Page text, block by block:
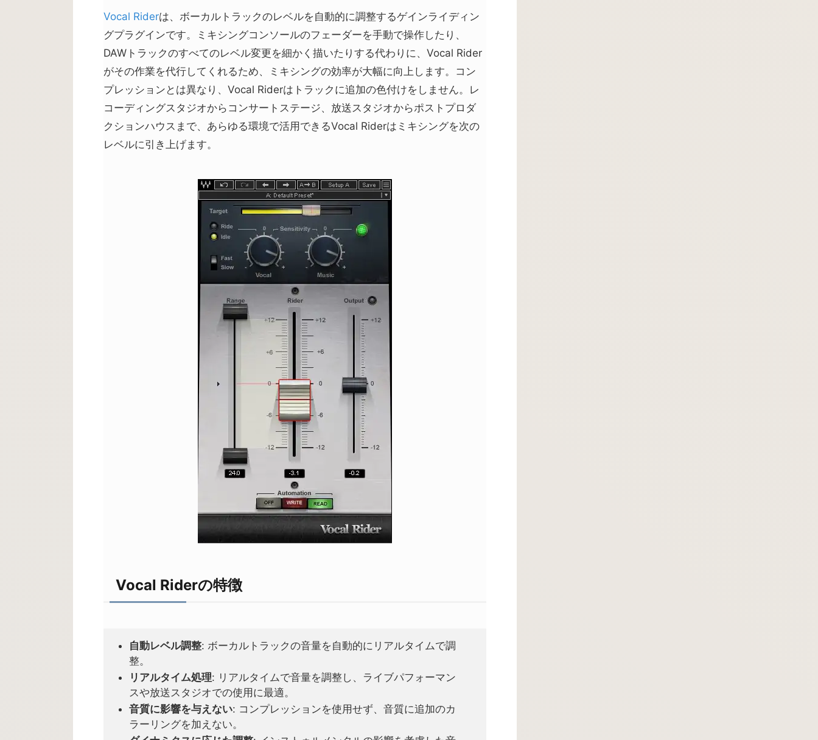
Vocal Riderは、ボーカルトラックのレベルを自動的に調整するゲインライディン
グプラグインです。ミキシングコンソールのフェーダーを手動で操作したり、
DAWトラックのすべてのレベル変更を細かく描いたりする代わりに、Vocal Rider
がその作業を代行してくれるため、ミキシングの効率が大幅に向上します。コン
プレッションとは異なり、Vocal Riderはトラックに追加の色付けをしません。レ
コーディングスタジオからコンサートステージ、放送スタジオからポストプロダ
クションハウスまで、あらゆる環境で活用できるVocal Riderはミキシングを次の
レベルに引き上げます。
Vocal Riderの特徴
自動レベル調整: ボーカルトラックの音量を自動的にリアルタイムで調
整。
リアルタイム処理: リアルタイムで音量を調整し、ライブパフォーマン
スや放送スタジオでの使用に最適。
音質に影響を与えない: コンプレッションを使用せず、音質に追加のカ
ラーリングを加えない。